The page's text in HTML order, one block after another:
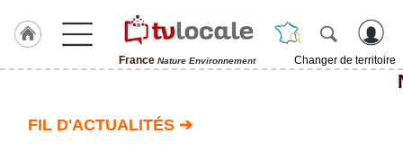
France Nature Environnement
Changer de territoire
FIL D'ACTUALITÉS ➔